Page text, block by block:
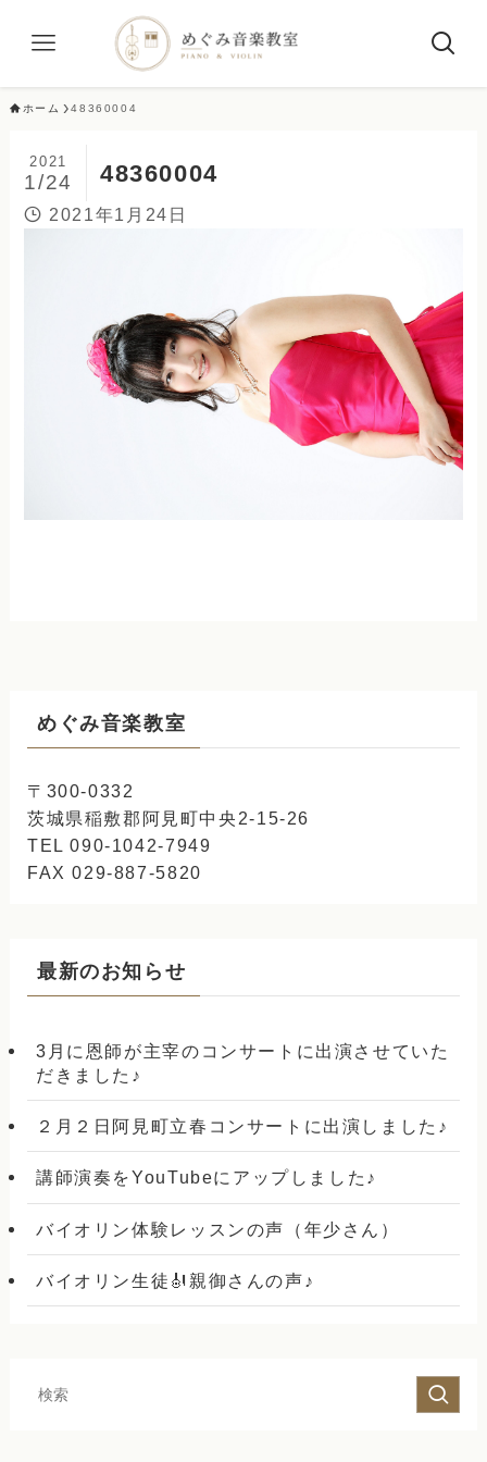
ホーム 48360004
48360004
2021
1/24
2021年1月24日
めぐみ音楽教室
〒300-0332
茨城県稲敷郡阿見町中央2-15-26
TEL 090-1042-7949
FAX 029-887-5820
最新のお知らせ
3月に恩師が主宰のコンサートに出演させていた
だきました♪
２月２日阿見町立春コンサートに出演しました♪
講師演奏をYouTubeにアップしました♪
バイオリン体験レッスンの声（年少さん）
バイオリン生徒🎻親御さんの声♪